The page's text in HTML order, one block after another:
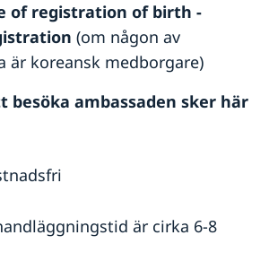
of registration of birth -
(om någon av
är koreansk medborgare)
besöka ambassaden sker här
är cirka 6-8